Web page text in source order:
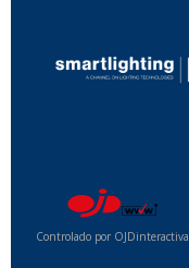
Controlado por OJDinteractiva